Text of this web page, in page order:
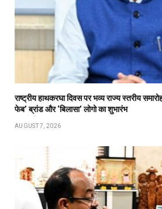
राष्ट्रीय हाथकरघा दिवस पर भव्य राज्य स्तरीय
फेब’ ब्रांड और ‘बिलासा’ लोगो का शुभारंभ
AUGUST 7, 2026